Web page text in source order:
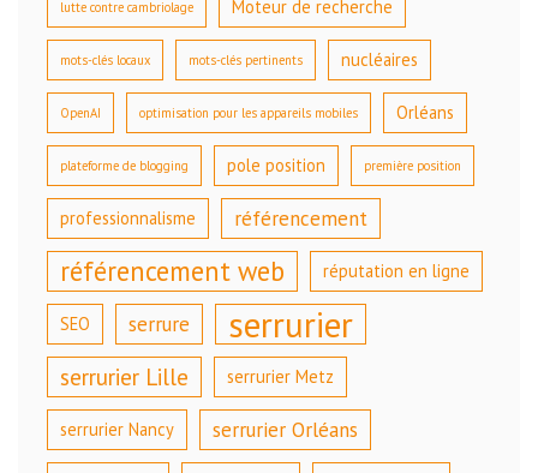
lutte contre cambriolage Moteur de recherche
mots-clés locaux mots-clés pertinents nucléaires
OpenAI optimisation pour les appareils mobiles Orléans
plateforme de blogging pole position première position
professionnalisme référencement
référencement web réputation en ligne
SEO serrure serrurier
serrurier Lille serrurier Metz
serrurier Nancy serrurier Orléans